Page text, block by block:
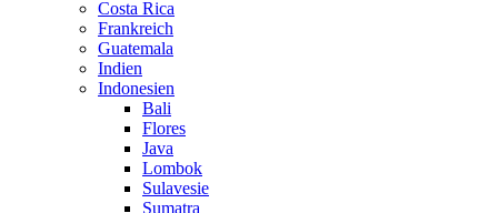
Costa Rica
Frankreich
Guatemala
Indien
Indonesien
Bali
Flores
Java
Lombok
Sulavesie
Sumatra